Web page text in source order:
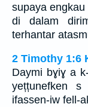
supaya
di dalam
terhantar
2 Timothy 1:6
Daymi bɣiɣ a
yețțunefken
ifassen-iw fell-